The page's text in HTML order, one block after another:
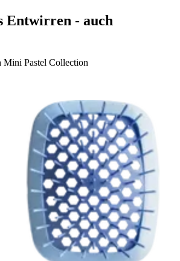
Entwirren - auch
Pastel Collection